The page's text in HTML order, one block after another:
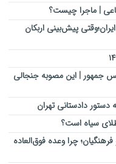
| ماجرا چیست؟
پیش‌بینی اربکان
جمهور | این مصوبه جنجالی
دستور دادستانی تهران
سیاه است؟
چرا وعده فوق‌العاده